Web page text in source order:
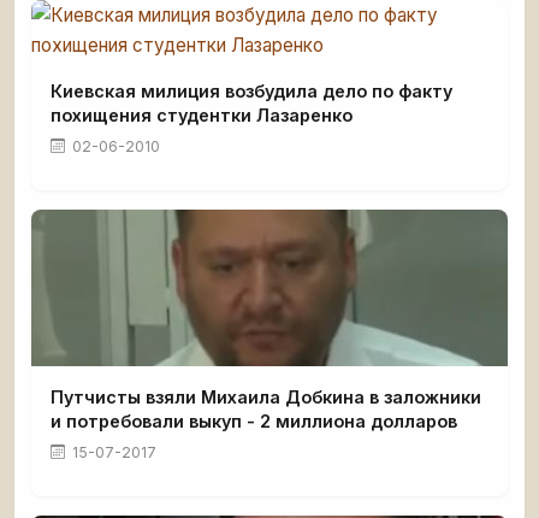
Киевская милиция возбудила дело по факту
похищения студентки Лазаренко
02-06-2010
Путчисты взяли Михаила Добкина в заложники
и потребовали выкуп - 2 миллиона долларов
15-07-2017